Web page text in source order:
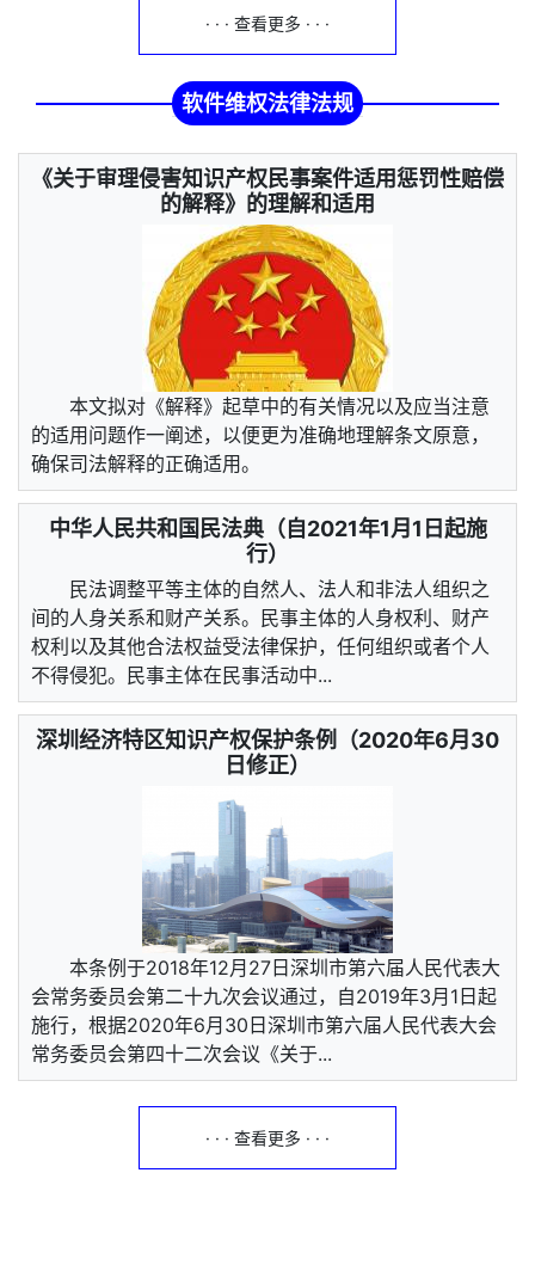
· · · 查看更多 · · ·
软件维权法律法规
《关于审理侵害知识产权民事案件适用惩罚性赔偿
的解释》的理解和适用
本文拟对《解释》起草中的有关情况以及应当注意
的适用问题作一阐述，以便更为准确地理解条文原意，
确保司法解释的正确适用。
中华人民共和国民法典（自2021年1月1日起施
行）
民法调整平等主体的自然人、法人和非法人组织之
间的人身关系和财产关系。民事主体的人身权利、财产
权利以及其他合法权益受法律保护，任何组织或者个人
不得侵犯。民事主体在民事活动中...
深圳经济特区知识产权保护条例（2020年6月30
日修正）
本条例于2018年12月27日深圳市第六届人民代表大
会常务委员会第二十九次会议通过，自2019年3月1日起
施行，根据2020年6月30日深圳市第六届人民代表大会
常务委员会第四十二次会议《关于...
· · · 查看更多 · · ·